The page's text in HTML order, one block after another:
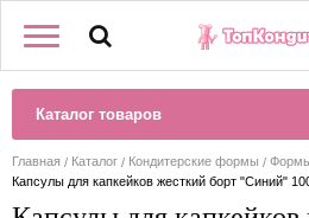
Каталог товаров
Главная Каталог Кондитерские формы
Капсулы для капкейков жесткий борт "Синий"